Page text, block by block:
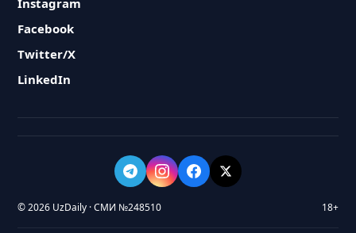
Instagram
Facebook
Twitter/X
LinkedIn
© 2026 UzDaily · СМИ №248510 18+